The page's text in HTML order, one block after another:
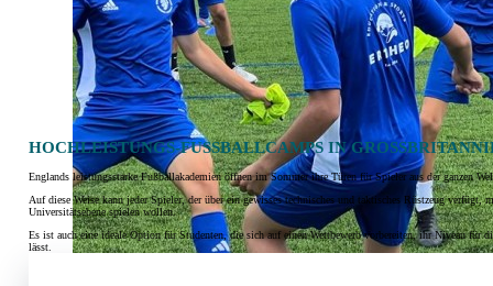
HOCHLEISTUNGS-FUSSBALLCAMPS IN GROSSBRITANNIEN
Englands leistungsstarke Fußballakademien öffnen im Sommer ihre Türen für Spieler aus der ganzen
Auf diese Weise kann jeder Spieler, der über ein gewisses technisches und taktisches Rüstzeug
Universitätsebene spielen wollen.
Es ist auch eine ideale Option für Studenten, die sich auf einen Wettbewerb vorbereiten, ihr Niveau für
lässt.